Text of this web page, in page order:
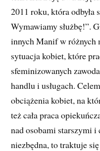
2011 roku, która odbyła
Wymawiamy służbę!”.
innych Manif w różnych
sytuacja kobiet, które
sfeminizowanych
handlu i usługach.
obciążenia kobiet, na
też cała praca
nad osobami starszymi
niezbędna, to traktuje